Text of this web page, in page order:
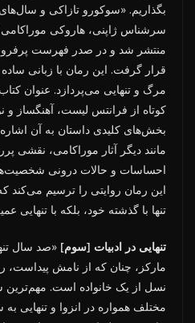
بگذاریم. «سوکورو تازاکی و
منتشر شد و در صدر فهرست
قرار گرفت. این رمان با زبانی
مرگ و تنهایی می‌پردازد. عنوان
کوتاه از فرانتس لیست، آهنگساز و
بخش‌های کلیدی داستان به آن
مانند دیگر آثار موراکامی، نقشی
احساسات و حالات درونی
این رمان روایتی را ترسیم می‌کند
تنها با گذشته خود، بلکه با تنهایی
تنهایی در ادبیات [سوم] «صد سال
مارکز، چنان که از نامش پیداست،
نسل از یک خانواده است.
مختلف همواره در انزوا و تنهایی